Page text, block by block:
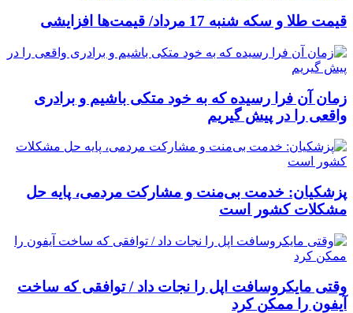
قیمت طلا و سکه شنبه 17 مرداد/ قیمت‌ها افزایشی
زمان آن فرا رسیده که به خود متکی باشیم و برادری
واقعی را در پیش گیریم
پزشکیان: خدمت بی‌منت و مشارکت مردمی، پایه حل
مشکلات کشور است
وقتی مایکروسافت اپل را نجات داد / توافقی که ساخت
آیفون را ممکن کرد